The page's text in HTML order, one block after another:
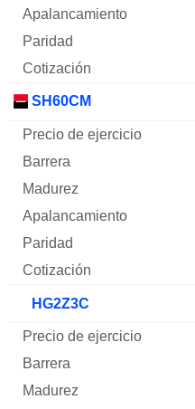
SH60CM
HG2Z3C